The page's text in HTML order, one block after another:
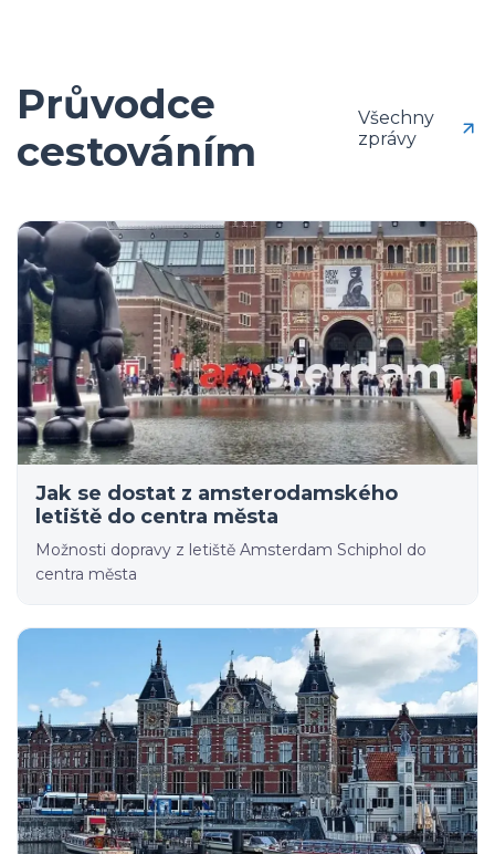
Průvodce
cestováním
Všechny
zprávy
Jak se dostat z amsterodamského
letiště do centra města
Možnosti dopravy z letiště Amsterdam Schiphol do
centra města